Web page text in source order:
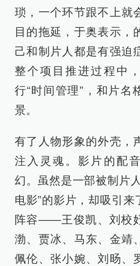
琐，一个环节跟不上就
目的拖延，于奥表示，
己和制片人都是有强迫
整个项目推进过程中
行“时间管理”，和片名
景。​
有了人物形象的外壳，
注入灵魂。影片的配
幻。虽然是一部被制片
电影”的影片，却吸引来
阵容——王俊凯、刘校
渤、贾冰、马东、金靖
佩伦、张小婉、刘旸、